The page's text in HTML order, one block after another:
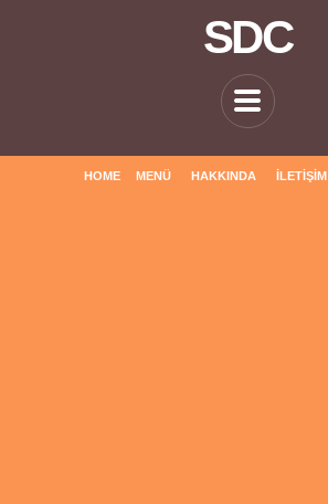
SDC
HOME MENÜ HAKKINDA İLETIŞIM